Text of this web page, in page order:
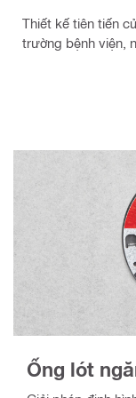
Thiết kế tiên tiến
trường bệnh viện,
Ống lót